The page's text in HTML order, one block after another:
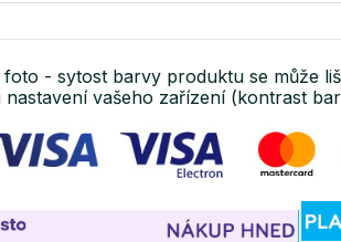
- sytost barvy produktu se může
nastavení vašeho zařízení (kontrast